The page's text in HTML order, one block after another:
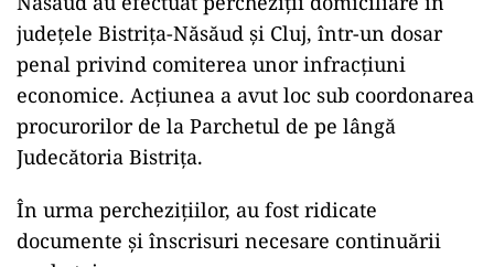
județele Bistrița-Năsăud și Cluj, într-un dosar
penal privind comiterea unor infracțiuni
economice. Acțiunea a avut loc sub coordonarea
procurorilor de la Parchetul de pe lângă
Judecătoria Bistrița.
În urma perchezițiilor, au fost ridicate
documente și înscrisuri necesare continuării